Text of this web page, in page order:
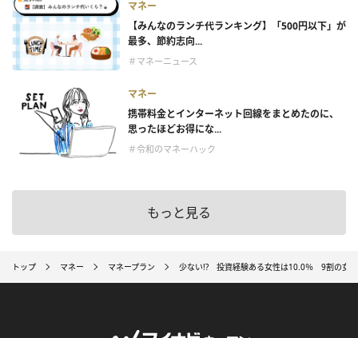
マネー
【みんなのランチ代ランキング】「500円以下」が
最多、節約志向...
＃マネーニュース
マネー
携帯料金とインターネット回線をまとめたのに、
思ったほどお得にな...
＃令和のマネーハック
もっと見る
トップ マネー マネープラン 少ない!? 投資経験ある女性は10.0％ 9割の女